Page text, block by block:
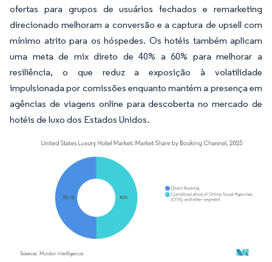
ofertas para grupos de usuários fechados e remarketing
direcionado melhoram a conversão e a captura de upsell com
mínimo atrito para os hóspedes. Os hotéis também aplicam
uma meta de mix direto de 40% a 60% para melhorar a
resiliência, o que reduz a exposição à volatilidade
impulsionada por comissões enquanto mantém a presença em
agências de viagens online para descoberta no mercado de
hotéis de luxo dos Estados Unidos.